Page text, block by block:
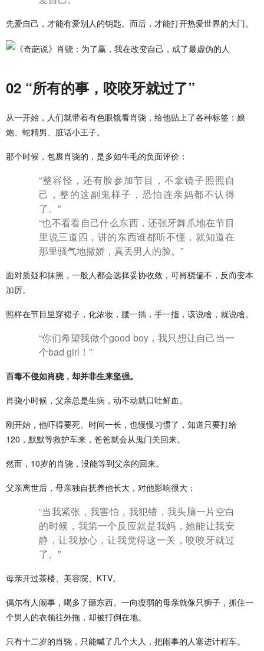
先爱自己，才能有爱别人的钥匙。而后，才能打开热爱世界的大门。
02 “所有的事，咬咬牙就过了”
从一开始，人们就带着有色眼镜看肖骁，给他贴上了各种标签：娘
炮、蛇精男、脏话小王子。
那个时候，包裹肖骁的，是多如牛毛的负面评价：
“整容怪，还有脸参加节目，不拿镜子照照自
己，整的这副鬼样子，恐怕连亲妈都不认得
了。”
“也不看看自己什么东西，还张牙舞爪地在节目
里说三道四，讲的东西谁都听不懂，就知道在
那里骚气地撒娇，真丢男人的脸。”
面对质疑和抹黑，一般人都会选择妥协收敛，可肖骁偏不，反而变本
加厉。
照样在节目里穿裙子，化浓妆，腰一插，手一指，该说啥，就说啥。
“你们希望我做个good boy，我只想让自己当一
个bad girl！”
百毒不侵如肖骁，却并非生来坚强。
肖骁小时候，父亲总是生病，动不动就口吐鲜血。
刚开始，他吓得要死。时间一长，也慢慢习惯了，知道只要打给
120，默默等救护车来，爸爸就会从鬼门关回来。
然而，10岁的肖骁，没能等到父亲的回来。
父亲离世后，母亲独自抚养他长大，对他影响很大：
“当我紧张，我害怕，我犯错，我头脑一片空白
的时候，我第一个反应就是我妈，她能让我安
静，让我放心，让我觉得这一关，咬咬牙就过
了。”
母亲开过茶楼、美容院、KTV。
偶尔有人闹事，喝多了砸东西。一向瘦弱的母亲就像只狮子，抓住一
个男人的衣领往外拖，却被打倒在地。
只有十二岁的肖骁，只能喊了几个大人，把闹事的人塞进计程车。